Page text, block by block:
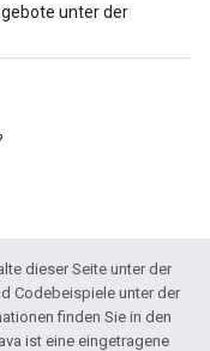
unter der
dieser Seite unter der
Codebeispiele unter der
finden Sie in den
ist eine eingetragene